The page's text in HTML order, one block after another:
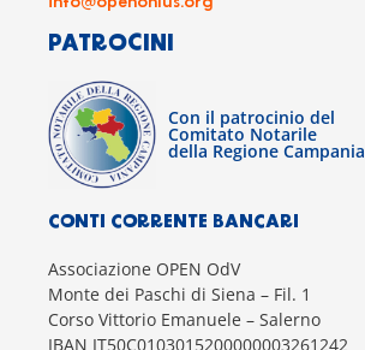
PATROCINI
Con il patrocinio del
Comitato Notarile
della Regione Campania
CONTI CORRENTE BANCARI
Associazione OPEN OdV
Monte dei Paschi di Siena – Fil. 1
Corso Vittorio Emanuele – Salerno
IBAN IT50C0103015200000003261242